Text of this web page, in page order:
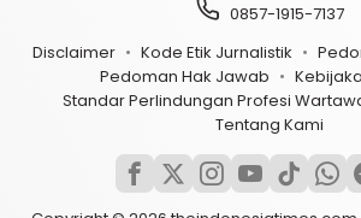
0857-1915-7137
Disclaimer
Kode Etik Jurnalistik
Pedoman Hak Jawab
Standar Perlindungan Profesi
Tentang Kami